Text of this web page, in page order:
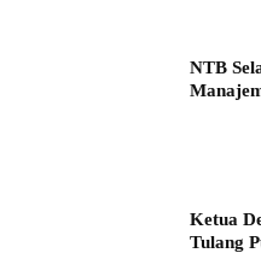
NTB
Ketua
Tulang